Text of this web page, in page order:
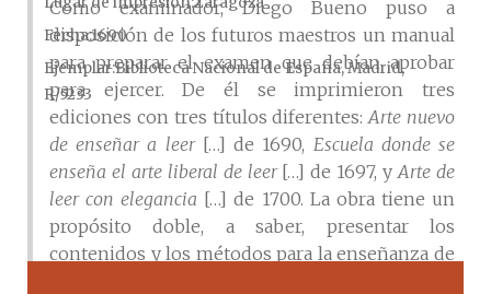
Como examinador, Diego Bueno puso a
disposición de los futuros maestros un manual
para preparar el examen que debían aprobar
para ejercer. De él se imprimieron tres
ediciones con tres títulos diferentes:Arte nuevo
de enseñar a leer[…] de 1690, Escuela donde se
enseña el arte liberal de leer[…] de 1697, yArte de
leer con elegancia […] de 1700. La obra tiene un
propósito doble, a saber, presentar los
contenidos y los métodos para la enseñanza de
Fecha1690
EjemplarBiblioteca Nacional de España, Madrid,
R/5233